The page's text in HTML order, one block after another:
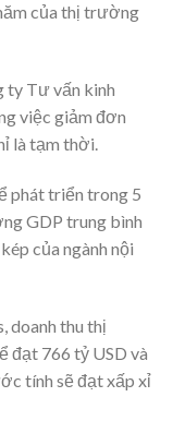
của thị trường
ty Tư vấn kinh
việc giảm đơn
là tạm thời.
phát triển trong 5
GDP trung bình
của ngành nội
doanh thu thị
đạt 766 tỷ USD và
tính sẽ đạt xấp xỉ